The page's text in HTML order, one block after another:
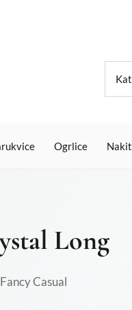
Ogrlice
Long
Fancy Casual